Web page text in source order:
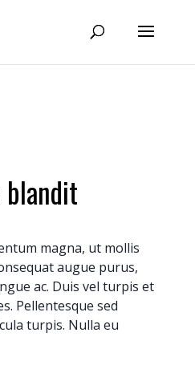
magna, ut mollis
augue purus,
ac. Duis vel turpis et
Pellentesque sed
turpis. Nulla eu